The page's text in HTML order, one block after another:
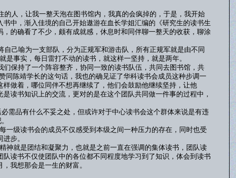
人，让我一整天泡在图书馆内，我真的会疯掉的，于是，我开始
中，渐入佳境的自己开始遨游在血长学姐汇编的《研究生的读书生
的确看了不少，颇有成就感，休息时和同伴聊一整天的收获，聊涂
己喻为一支部队，分为正规军和游击队，所有正规军就是由不同
事实，每日雷打不动的读书，就这样一坚持，就是两年。
保持了一个阵容整齐，协同一致的读书队伍，共同去图书馆，共
同陈靖学长的这句话，我也的确见证了华科读书会成员这种步调一
做着，哪位同伴不想再继续了，他们会鼓励他继续坚持，让他
读书知识上的交流，更对的是在这个团队共同做一件事的过程中，
品有什么不妥之处，但或许对于中心读书会这个群体来说是有违
级读书会的成员不仅感受到本级之间一种压力的存在，同时也受
步。
就是团结和凝聚力，也就是之前一直在强调的集体读书，团队读
读书不仅使团队中的各位都不同程度地学习到了知识，体会到读书
我想那会是一生的财富。